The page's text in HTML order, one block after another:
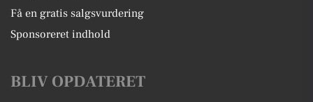
Få en gratis salgsvurdering
Sponsoreret indhold
BLIV OPDATERET